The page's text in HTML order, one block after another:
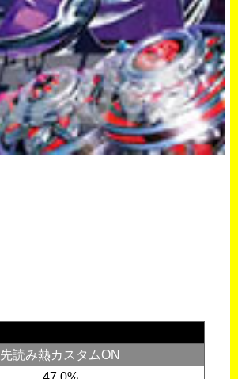
先読み熱カスタムON